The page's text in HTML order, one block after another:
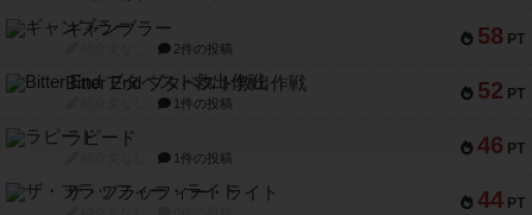
58 PT
ギャンブラー
2件の投稿
52 PT
Bitter End ブタペスト救出作戦
1件の投稿
46 PT
ラピード
1件の投稿
44 PT
ザ・フラッフィー・ライト